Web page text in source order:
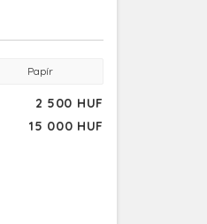
Papír
2 500 HUF
15 000 HUF